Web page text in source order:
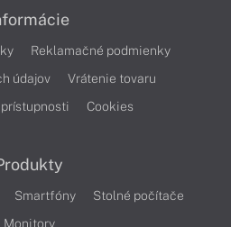
Reklamačné podmienky
údajov
Vrátenie tovaru
Cookies
Smartfóny
Stolné počítače
Monitory